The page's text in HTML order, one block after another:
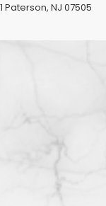
Paterson, NJ 07505